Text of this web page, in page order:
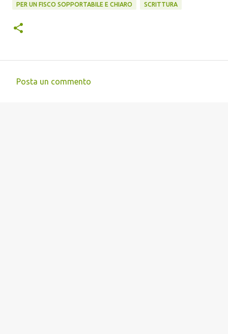
PER UN FISCO SOPPORTABILE E CHIARO SCRITTURA
Posta un commento